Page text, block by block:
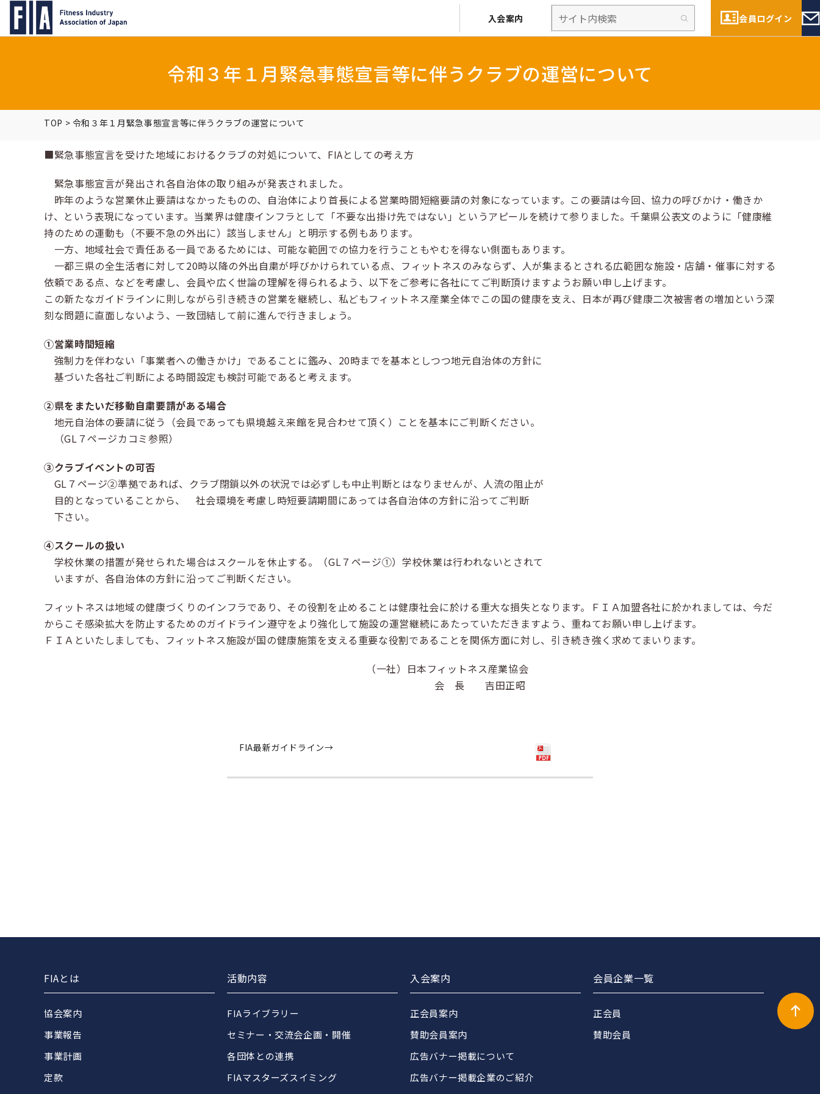
入会案内 会員ログイン
令和３年１月緊急事態宣言等に伴うクラブの運営について
TOP > 令和３年１月緊急事態宣言等に伴うクラブの運営について
■緊急事態宣言を受けた地域におけるクラブの対処について、FIAとしての考え方
緊急事態宣言が発出され各自治体の取り組みが発表されました。
昨年のような営業休止要請はなかったものの、自治体により首長による営業時間短縮要請の対象になっています。この要請は今回、協力の呼びかけ・働きか
け、という表現になっています。当業界は健康インフラとして「不要な出掛け先ではない」というアピールを続けて参りました。千葉県公表文のように「健康維
持のための運動も（不要不急の外出に）該当しません」と明示する例もあります。
一方、地域社会で責任ある一員であるためには、可能な範囲での協力を行うこともやむを得ない側面もあります。
一都三県の全生活者に対して20時以降の外出自粛が呼びかけられている点、フィットネスのみならず、人が集まるとされる広範囲な施設・店舗・催事に対する
依頼である点、などを考慮し、会員や広く世論の理解を得られるよう、以下をご参考に各社にてご判断頂けますようお願い申し上げます。
この新たなガイドラインに則しながら引き続きの営業を継続し、私どもフィットネス産業全体でこの国の健康を支え、日本が再び健康二次被害者の増加という深
刻な問題に直面しないよう、一致団結して前に進んで行きましょう。
①営業時間短縮
強制力を伴わない「事業者への働きかけ」であることに鑑み、20時までを基本としつつ地元自治体の方針に
基づいた各社ご判断による時間設定も検討可能であると考えます。
②県をまたいだ移動自粛要請がある場合
地元自治体の要請に従う（会員であっても県境越え来館を見合わせて頂く）ことを基本にご判断ください。
（GL７ページカコミ参照）
③クラブイベントの可否
GL７ページ②準拠であれば、クラブ閉鎖以外の状況では必ずしも中止判断とはなりませんが、人流の阻止が
目的となっていることから、 社会環境を考慮し時短要請期間にあっては各自治体の方針に沿ってご判断
下さい。
④スクールの扱い
学校休業の措置が発せられた場合はスクールを休止する。（GL７ページ①）学校休業は行われないとされて
いますが、各自治体の方針に沿ってご判断ください。
フィットネスは地域の健康づくりのインフラであり、その役割を止めることは健康社会に於ける重大な損失となります。ＦＩＡ加盟各社に於かれましては、今だ
からこそ感染拡大を防止するためのガイドライン遵守をより強化して施設の運営継続にあたっていただきますよう、重ねてお願い申し上げます。
ＦＩＡといたしましても、フィットネス施設が国の健康施策を支える重要な役割であることを関係方面に対し、引き続き強く求めてまいります。
（一社）日本フィットネス産業協会
会 長 吉田正昭
FIA最新ガイドライン→
FIAとは
協会案内
事業報告
事業計画
定款
活動内容
FIAライブラリー
セミナー・交流会企画・開催
各団体との連携
FIAマスターズスイミング
入会案内
正会員案内
賛助会員案内
広告バナー掲載について
広告バナー掲載企業のご紹介
会員企業一覧
正会員
賛助会員